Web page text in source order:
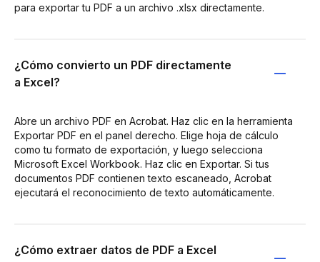
para exportar tu PDF a un archivo .xlsx directamente.
¿Cómo convierto un PDF directamente
a Excel?
Abre un archivo PDF en Acrobat. Haz clic en la herramienta
Exportar PDF en el panel derecho. Elige hoja de cálculo
como tu formato de exportación, y luego selecciona
Microsoft Excel Workbook. Haz clic en Exportar. Si tus
documentos PDF contienen texto escaneado, Acrobat
ejecutará el reconocimiento de texto automáticamente.
¿Cómo extraer datos de PDF a Excel